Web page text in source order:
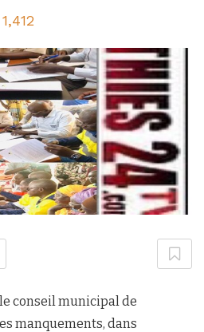
1,412
conseil municipal de
manquements, dans